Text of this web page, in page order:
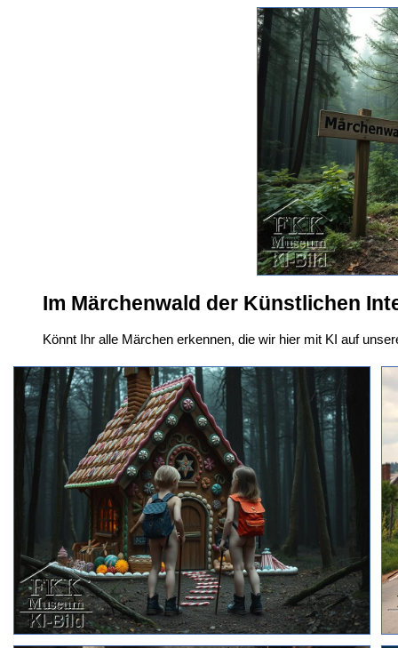
Im Märchenwald der Künstlichen
Könnt Ihr alle Märchen erkennen, die wir hier mit KI auf